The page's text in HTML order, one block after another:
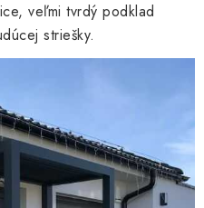
veľmi tvrdý podklad
striešky.